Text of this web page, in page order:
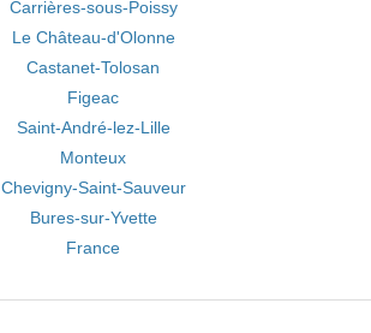
Carrières-sous-Poissy
Le Château-d'Olonne
Castanet-Tolosan
Figeac
Saint-André-lez-Lille
Monteux
Chevigny-Saint-Sauveur
Bures-sur-Yvette
France